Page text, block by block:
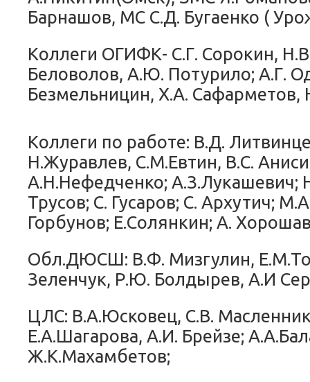
Барнашов, МС С.Д. Бугаенко (
Коллеги ОГИФК- С.Г. Сорокин,
Беловолов, А.Ю. Потурило; А.Г.
Безмельницин, Х.А. Сафарметов,
Коллеги по работе: В.Д.
Н.Журавлев, С.М.Евтин, В.С.
А.Н.Нефедченко; А.З.Лукашевич;
Трусов; С. Гусаров; С. Архутич;
Горбунов; Е.Солянкин; А.
Обл.ДЮСШ: В.Ф. Мизгулин,
Зеленчук, Р.Ю. Болдырев, А.И
ЦЛС: В.А.Юсковец, С.В.
Е.А.Шагарова, А.И. Брейзе;
Ж.К.Махамбетов;